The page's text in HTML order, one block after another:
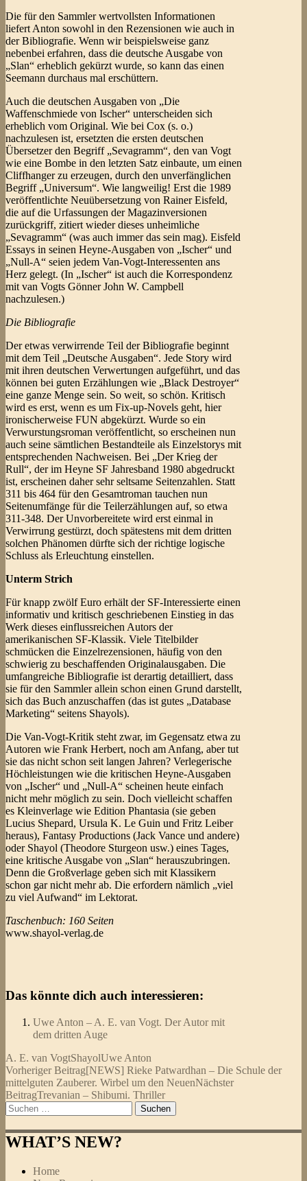
Die für den Sammler wertvollsten Informationen
liefert Anton sowohl in den Rezensionen wie auch in
der Bibliografie. Wenn wir beispielsweise ganz
nebenbei erfahren, dass die deutsche Ausgabe von
„Slan“ erheblich gekürzt wurde, so kann das einen
Seemann durchaus mal erschüttern.
Auch die deutschen Ausgaben von „Die
Waffenschmiede von Ischer“ unterscheiden sich
erheblich vom Original. Wie bei Cox (s. o.)
nachzulesen ist, ersetzten die ersten deutschen
Übersetzer den Begriff „Sevagramm“, den van Vogt
wie eine Bombe in den letzten Satz einbaute, um einen
Cliffhanger zu erzeugen, durch den unverfänglichen
Begriff „Universum“. Wie langweilig! Erst die 1989
veröffentlichte Neuübersetzung von Rainer Eisfeld,
die auf die Urfassungen der Magazinversionen
zurückgriff, zitiert wieder dieses unheimliche
„Sevagramm“ (was auch immer das sein mag). Eisfeld
Essays in seinen Heyne-Ausgaben von „Ischer“ und
„Null-A“ seien jedem Van-Vogt-Interessenten ans
Herz gelegt. (In „Ischer“ ist auch die Korrespondenz
mit van Vogts Gönner John W. Campbell
nachzulesen.)
Die Bibliografie
Der etwas verwirrende Teil der Bibliografie beginnt
mit dem Teil „Deutsche Ausgaben“. Jede Story wird
mit ihren deutschen Verwertungen aufgeführt, und das
können bei guten Erzählungen wie „Black Destroyer“
eine ganze Menge sein. So weit, so schön. Kritisch
wird es erst, wenn es um Fix-up-Novels geht, hier
ironischerweise FUN abgekürzt. Wurde so ein
Verwurstungsroman veröffentlicht, so erscheinen nun
auch seine sämtlichen Bestandteile als Einzelstorys mit
entsprechenden Nachweisen. Bei „Der Krieg der
Rull“, der im Heyne SF Jahresband 1980 abgedruckt
ist, erscheinen daher sehr seltsame Seitenzahlen. Statt
311 bis 464 für den Gesamtroman tauchen nun
Seitenumfänge für die Teilerzählungen auf, so etwa
311-348. Der Unvorbereitete wird erst einmal in
Verwirrung gestürzt, doch spätestens mit dem dritten
solchen Phänomen dürfte sich der richtige logische
Schluss als Erleuchtung einstellen.
Unterm Strich
Für knapp zwölf Euro erhält der SF-Interessierte einen
informativ und kritisch geschriebenen Einstieg in das
Werk dieses einflussreichen Autors der
amerikanischen SF-Klassik. Viele Titelbilder
schmücken die Einzelrezensionen, häufig von den
schwierig zu beschaffenden Originalausgaben. Die
umfangreiche Bibliografie ist derartig detailliert, dass
sie für den Sammler allein schon einen Grund darstellt,
sich das Buch anzuschaffen (das ist gutes „Database
Marketing“ seitens Shayols).
Die Van-Vogt-Kritik steht zwar, im Gegensatz etwa zu
Autoren wie Frank Herbert, noch am Anfang, aber tut
sie das nicht schon seit langen Jahren? Verlegerische
Höchleistungen wie die kritischen Heyne-Ausgaben
von „Ischer“ und „Null-A“ scheinen heute einfach
nicht mehr möglich zu sein. Doch vielleicht schaffen
es Kleinverlage wie Edition Phantasia (sie geben
Lucius Shepard, Ursula K. Le Guin und Fritz Leiber
heraus), Fantasy Productions (Jack Vance und andere)
oder Shayol (Theodore Sturgeon usw.) eines Tages,
eine kritische Ausgabe von „Slan“ herauszubringen.
Denn die Großverlage geben sich mit Klassikern
schon gar nicht mehr ab. Die erfordern nämlich „viel
zu viel Aufwand“ im Lektorat.
Taschenbuch: 160 Seiten
www.shayol-verlag.de
Das könnte dich auch interessieren:
Uwe Anton – A. E. van Vogt. Der Autor mit
dem dritten Auge
A. E. van VogtShayolUwe Anton
Beitragsnavigation
Vorheriger Beitrag[NEWS] Rieke Patwardhan – Die Schule der
mittelguten Zauberer. Wirbel um den NeuenNächster
BeitragTrevanian – Shibumi. Thriller
Suchen
nach:
WHAT’S NEW?
Home